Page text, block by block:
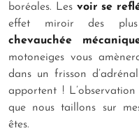
boréales. Les voir se
effet miroir des
chevauchée
motoneiges vous
dans un frisson
apportent !
que nous taillons sur
êtes.